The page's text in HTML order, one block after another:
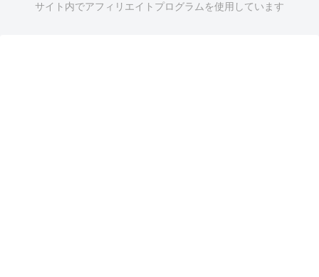
サイト内でアフィリエイトプログラムを使用しています